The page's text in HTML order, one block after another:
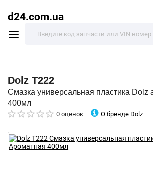
d24.com.ua
Dolz T222
Смазка универсальная пластика Dolz
400мл
0 оценок О бренде Dolz